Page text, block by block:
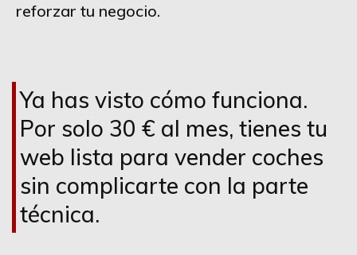
reforzar tu negocio.
Ya has visto cómo funciona.
Por solo 30 € al mes, tienes tu
web lista para vender coches
sin complicarte con la parte
técnica.